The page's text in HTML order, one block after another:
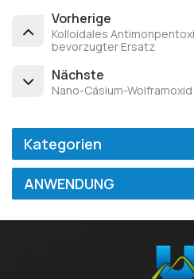
Vorherige
Kolloidales
bevorzugter Ersatz
Nächste
Nano-Cäsium-Wolframoxid
Kategorien
ANWENDUNG